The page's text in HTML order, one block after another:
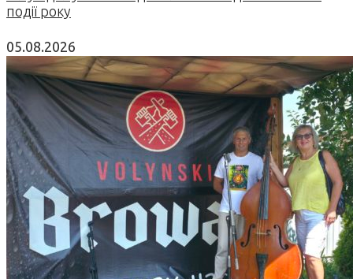
події року
05.08.2026